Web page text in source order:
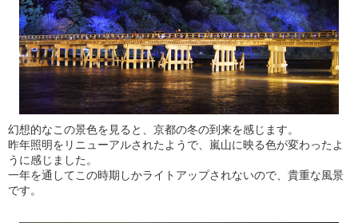
幻想的なこの景色を見ると、京都の冬の到来を感じます。
昨年照明をリニューアルされたようで、嵐山に映る色が変わったよ
うに感じました。
一年を通してこの時期しかライトアップされないので、貴重な風景
です。